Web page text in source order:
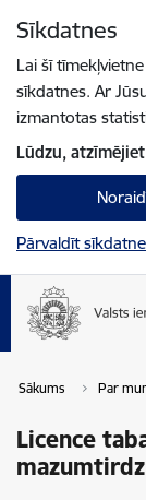
Sīkdatnes
Lai šī
sīkdatnes. Ar
izmantotas
Lūdzu,
Pārvaldīt
Sākums Par
Licence